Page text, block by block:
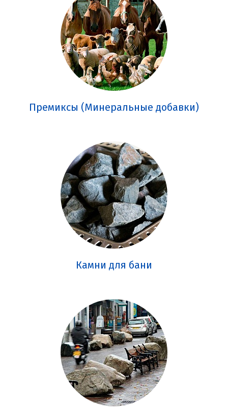
Премиксы (Минеральные добавки)
Камни для бани